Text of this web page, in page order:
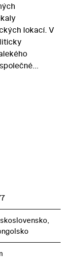
lokací. V
ložiska
Marešovi
díky